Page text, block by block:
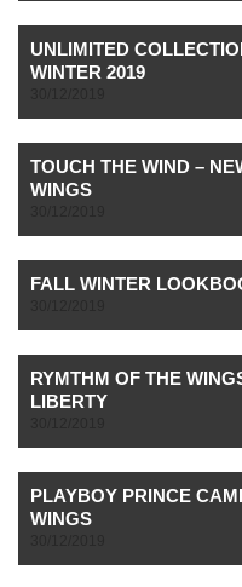
UNLIMITED
WINTER 2019
TOUCH THE WIND –
WINGS
FALL WINTER
RYMTHM OF THE
LIBERTY
PLAYBOY PRINCE
WINGS